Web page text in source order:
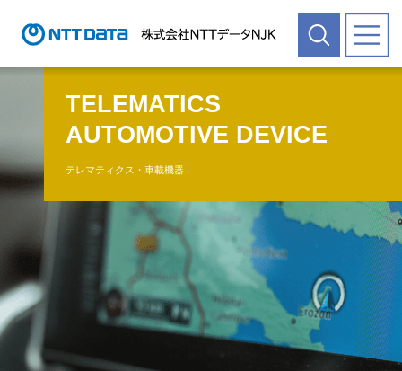
TELEMATICS
AUTOMOTIVE DEVICE
テレマティクス・車載機器